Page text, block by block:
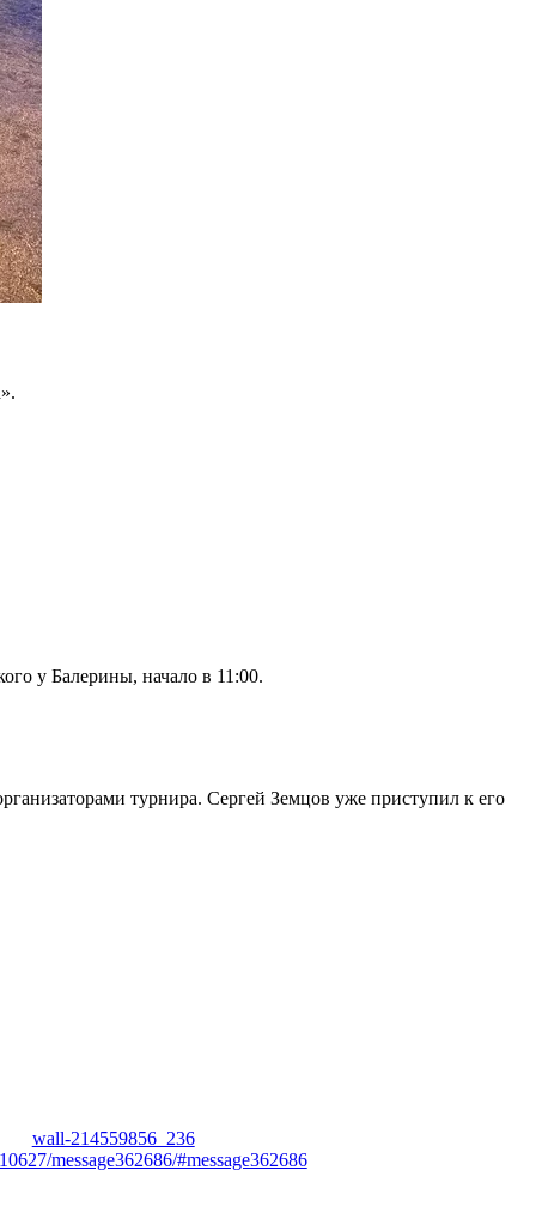
у Балерины, начало в 11:00.
турнира. Сергей Земцов уже приступил к его
wall-214559856_236
message362686/#message362686